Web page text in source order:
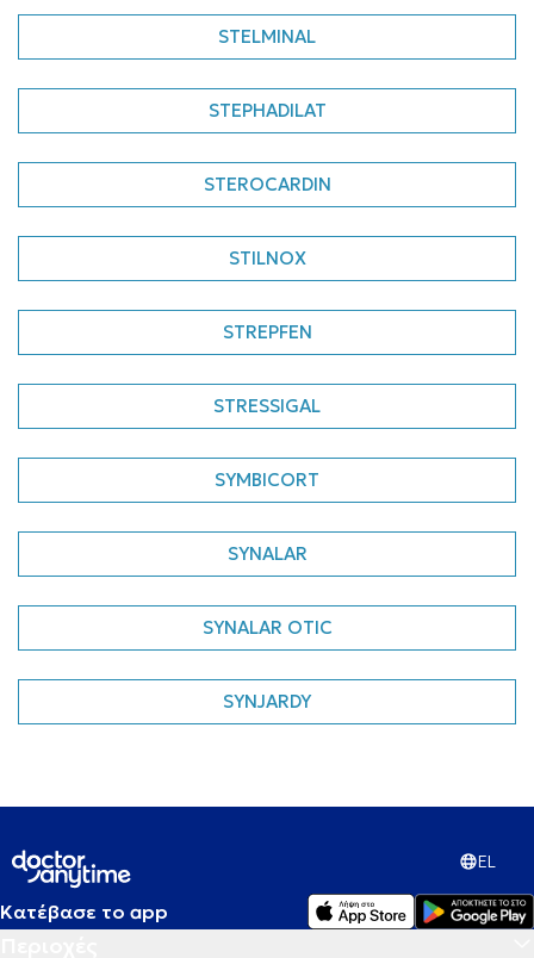
STELMINAL
STEPHADILAT
STEROCARDIN
STILNOX
STREPFEN
STRESSIGAL
SYMBICORT
SYNALAR
SYNALAR OTIC
SYNJARDY
EL
Κατέβασε το app